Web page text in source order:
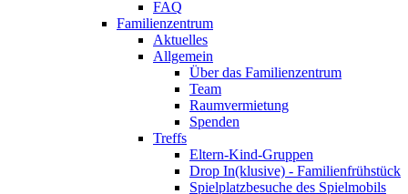
FAQ
Familienzentrum
Aktuelles
Allgemein
Über das Familienzentrum
Team
Raumvermietung
Spenden
Treffs
Eltern-Kind-Gruppen
Drop In(klusive) - Familienfrühstück
Spielplatzbesuche des Spielmobils